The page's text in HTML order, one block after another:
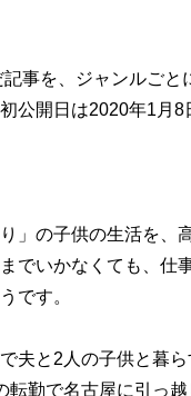
事を、ジャンルごと
公開日は2020年1月
」の子供の生活を、
でいかなくても、仕
です。
夫と2人の子供と暮
転勤で名古屋に引っ